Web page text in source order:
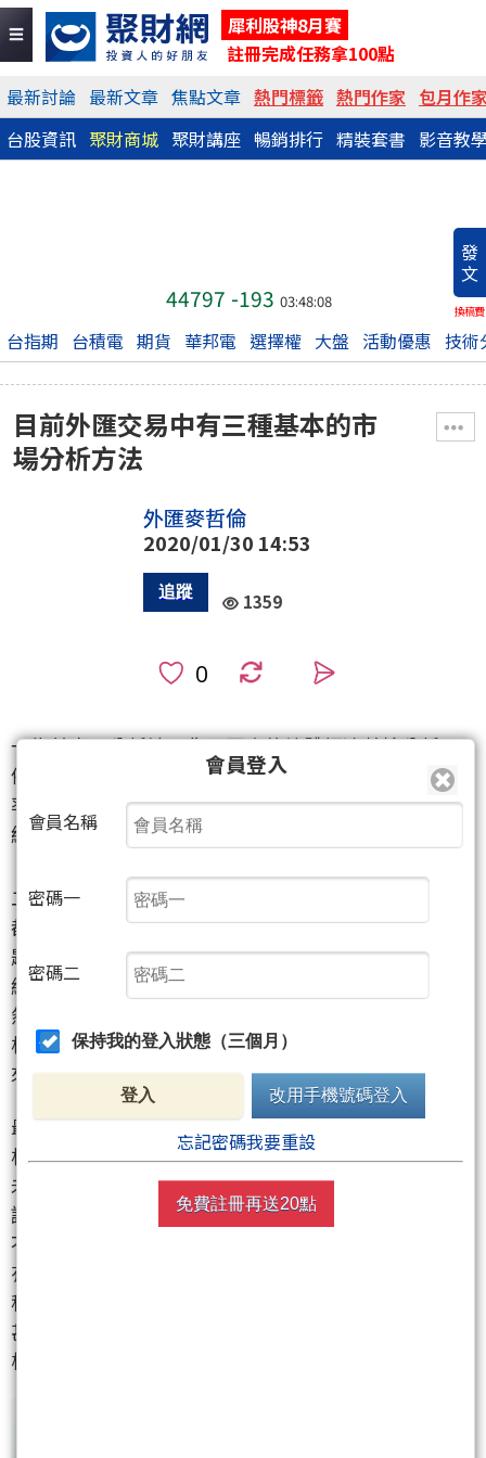
犀利股神8月賽
註冊完成任務拿100點
最新討論 最新文章 焦點文章 熱門標籤 熱門作家 包月作
台股資訊 聚財商城 聚財講座 暢銷排行 精裝套書 影音教
發
文
換稿費
44797 -193 03:48:08
台指期 台積電 期貨 華邦電 選擇權 大盤 活動優惠 技術
目前外匯交易中有三種基本的市
場分析方法
外匯麥哲倫
2020/01/30 14:53
1359
一為基本面分析法，像是國家的總體經濟數據分析，
例如 GDP 成長率如何、利率、匯率、生產力與失業
率、政治選舉、自然災難、國際貿易等，用來分析出
經濟景氣的好壞。
二為消息面分析法，打開財金日曆一眼望過去的幾乎
都是各國的相關消息，例如中美貿易戰、英國脫歐難
題等等，這種消息面往往只是曇花一現真假難辨，最
終像個無頭蒼蠅般猶豫不決，只能任由消息面擺佈。
然而不論是基本面或消息面的分析其缺點在於數據分
析牽涉層面太過廣泛，難以在短時間內正確分析出
來。
最後是技術面分析法，這是外匯市場最常被使用的分
析方式，指的就是以技術指標判斷過去的情勢並預測
未來盤勢及行情。而技術面分析又有很多不同的理
論，造就了許多不同的派別出現，因此，一張圖表在
不同的派別看來，可能就會有所不同。雖然技術指標
有著這麼多深入的理論與派別，但技術指標其實是一
種容易入門的分析工具，即使投資者並非金融背景，
甚至不熟悉基本面分析法也沒關係，只要透過技術指
標也能上場一展身手..
會員登入
會員名稱
密碼一
密碼二
保持我的登入狀態（三個月）
登入 改用手機號碼登入
忘記密碼我要重設
免費註冊再送20點